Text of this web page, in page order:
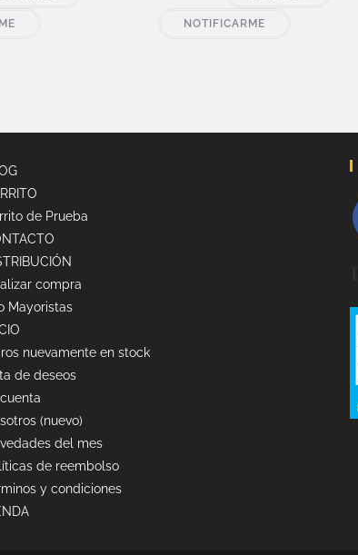
NOTIFICARME
de Prueba
compra
Mayoristas
nuevamente en stock
de deseos
(nuevo)
del mes
de reembolso
y condiciones